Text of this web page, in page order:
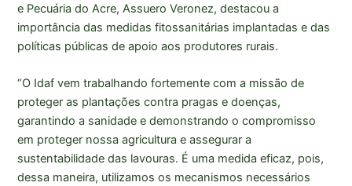
e Pecuária do Acre, Assuero Veronez, destacou a
importância das medidas fitossanitárias implantadas e das
políticas públicas de apoio aos produtores rurais.
“O Idaf vem trabalhando fortemente com a missão de
proteger as plantações contra pragas e doenças,
garantindo a sanidade e demonstrando o compromisso
em proteger nossa agricultura e assegurar a
sustentabilidade das lavouras. É uma medida eficaz, pois,
dessa maneira, utilizamos os mecanismos necessários